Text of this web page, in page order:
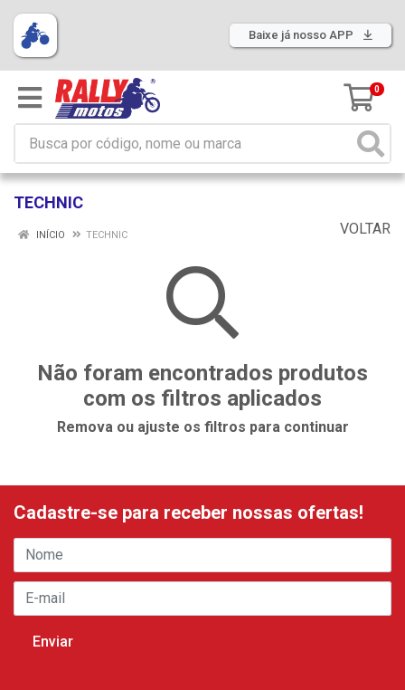
Baixe já nosso APP
0
TECHNIC
VOLTAR
INÍCIO TECHNIC
Não foram encontrados produtos
com os filtros aplicados
Remova ou ajuste os filtros para continuar
Cadastre-se para receber nossas ofertas!